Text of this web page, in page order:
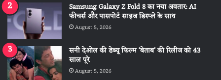
Samsung Galaxy Z Fold 8 का नया अवतार: AI
फीचर्स और पासपोर्ट साइज डिस्प्ले के साथ
August 5, 2026
सनी देओल की डेब्यू फिल्म ‘बेताब’ की रिलीज को 43
साल पूरे
August 5, 2026